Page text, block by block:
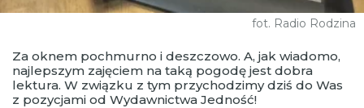
fot. Radio Rodzina
Za oknem pochmurno i deszczowo. A, jak wiadomo,
najlepszym zajęciem na taką pogodę jest dobra
lektura. W związku z tym przychodzimy dziś do Was
z pozycjami od Wydawnictwa Jedność!